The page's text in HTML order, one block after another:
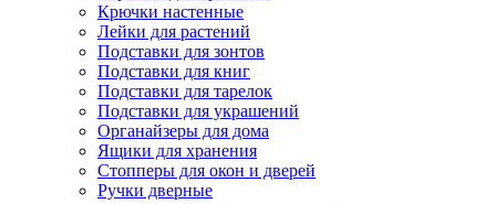
Крючки настенные
Лейки для растений
Подставки для зонтов
Подставки для книг
Подставки для тарелок
Подставки для украшений
Органайзеры для дома
Ящики для хранения
Стопперы для окон и дверей
Ручки дверные